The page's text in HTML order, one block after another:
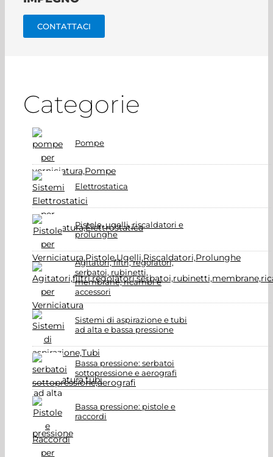
CONTATTACI
Categorie
Pompe
Elettrostatica
Pistole, ugelli, riscaldatori e
prolunghe
Agitatori, filtri, regolatori,
serbatoi, rubinetti,
membrane, ricambi e
accessori
Sistemi di aspirazione e tubi
ad alta e bassa pressione
Bassa pressione: serbatoi
sottopressione e aerografi
Bassa pressione: pistole e
raccordi